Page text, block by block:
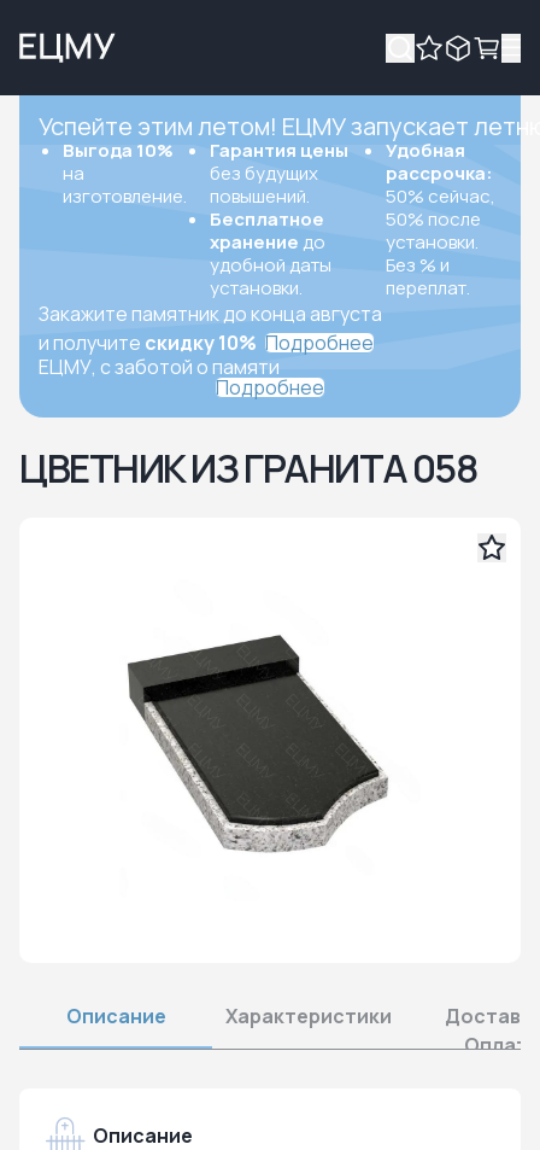
Успейте этим летом! ЕЦМУ запускает
Выгода 10%
на
изготовление.
Гарантия цены
без будущих
повышений.
Бесплатное
хранение до
удобной даты
установки.
Удобная
рассрочка:
50% сейчас,
50% после
установки.
Без % и
переплат.
Закажите памятник до конца августа
и получите скидку 10% Подробнее
ЕЦМУ, с заботой о памяти
Подробнее
ЦВЕТНИК ИЗ ГРАНИТА 058
Описание Характеристики
Оплата
Описание